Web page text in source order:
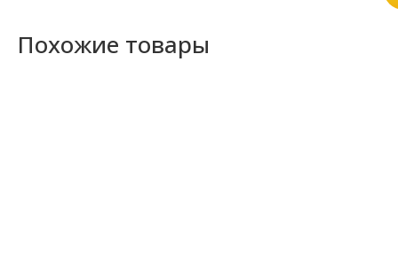
Похожие товары